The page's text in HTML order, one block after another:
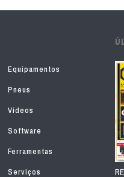
Equipamentos
Pneus
Vídeos
Software
Ferramentas
Serviços